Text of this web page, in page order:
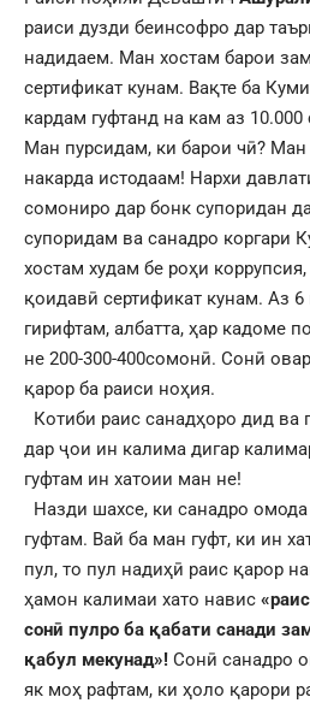
раиси дузди беинсофро дар
надидаем. Ман хостам барои
сертификат кунам. Вақте ба
кардам гуфтанд на кам аз
Ман пурсидам, ки барои чӣ? Ман
накарда истодаам! Нархи
сомониро дар бонк супоридан
супоридам ва санадро коргари
хостам худам бе роҳи
қоидавӣ сертификат кунам. Аз
гирифтам, албатта, ҳар кадоме
не 200-300-400сомонӣ. Сонӣ
қарор ба раиси ноҳия.
Котиби раис санадҳоро дид ва
дар ҷои ин калима дигар
гуфтам ин хатоии ман не!
Назди шахсе, ки санадро
гуфтам. Вай ба ман гуфт, ки ин
пул, то пул надиҳӣ раис қарор
ҳамон калимаи хато навис
сонӣ пулро ба қабати санади
қабул мекунад»! Сонӣ санадро
як моҳ рафтам, ки ҳоло қарори